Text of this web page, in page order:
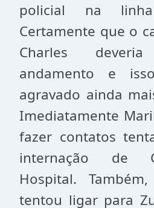
policial na
Certamente que o
Charles
andamento e
agravado ainda
Imediatamente
fazer contatos
internação de
Hospital.
tentou ligar para